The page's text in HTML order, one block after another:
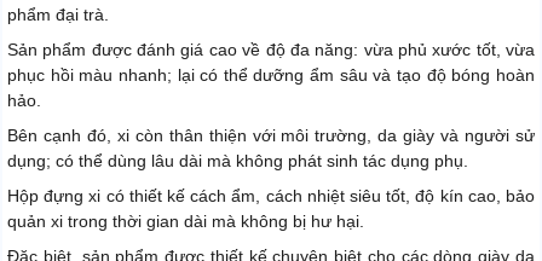
phẩm đại trà.
Sản phẩm được đánh giá cao về độ đa năng: vừa phủ xước tốt, vừa
phục hồi màu nhanh; lại có thể dưỡng ẩm sâu và tạo độ bóng hoàn
hảo.
Bên cạnh đó, xi còn thân thiện với môi trường, da giày và người sử
dụng; có thể dùng lâu dài mà không phát sinh tác dụng phụ.
Hộp đựng xi có thiết kế cách ẩm, cách nhiệt siêu tốt, độ kín cao, bảo
quản xi trong thời gian dài mà không bị hư hại.
Đặc biệt, sản phẩm được thiết kế chuyên biệt cho các dòng giày da